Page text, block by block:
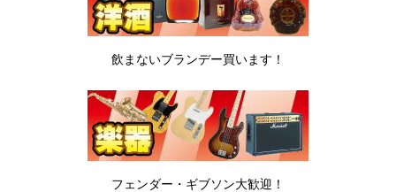
飲まないブランデー買います！
フェンダー・ギブソン大歓迎！